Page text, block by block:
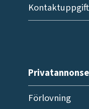
Förlovning